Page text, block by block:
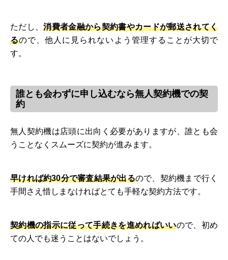
ただし、消費者金融から契約書やカードが郵送されてく
るので、他人に見られないよう管理することが大切で
す。
誰とも会わずに申し込むなら無人契約機での契
約
無人契約機は店頭に出向く必要がありますが、誰とも会
うことなくスムーズに契約が進みます。
早ければ約30分で審査結果が出るので、契約機まで行く
手間さえ惜しまなければとても手軽な契約方法です。
契約機の指示に従って手続きを進めればいいので、初め
ての人でも迷うことはないでしょう。